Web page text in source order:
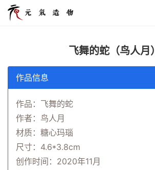
飞舞的蛇（鸟人月）
作品信息
作品：飞舞的蛇
作者：鸟人月
材质：糖心玛瑙
尺寸：4.6*3.8cm
创作时间：2020年11月